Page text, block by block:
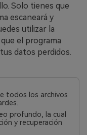
Solo tienes que
escaneará y
utilizar la
el programa
datos perdidos.󠀲󠀡󠀩󠀣󠀢󠀢󠀣󠀩󠀥󠀳
todos los archivos
profundo, la cual
y recuperación